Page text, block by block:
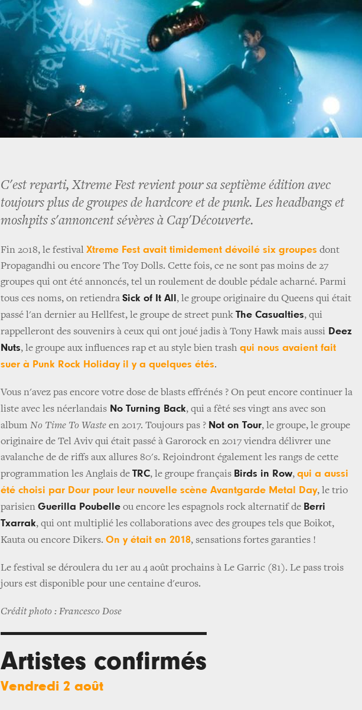
C'est reparti, Xtreme Fest revient pour sa septième édition avec
toujours plus de groupes de hardcore et de punk. Les headbangs et
moshpits s'annoncent sévères à Cap'Découverte.
Fin 2018, le festival Xtreme Fest avait timidement dévoilé six groupes dont
Propagandhi ou encore The Toy Dolls. Cette fois, ce ne sont pas moins de 27
groupes qui ont été annoncés, tel un roulement de double pédale acharné. Parmi
tous ces noms, on retiendra Sick of It All , le groupe originaire du Queens qui était
passé l'an dernier au Hellfest, le groupe de street punk The Casualties, qui
rappelleront des souvenirs à ceux qui ont joué jadis à Tony Hawk mais aussi Deez
Nuts, le groupe aux influences rap et au style bien trash qui nous avaient fait
suer à Punk Rock Holiday il y a quelques étés.
Vous n'avez pas encore votre dose de blasts effrénés ? On peut encore continuer la
liste avec les néerlandais No Turning Back, qui a fêté ses vingt ans avec son
album No Time To Waste en 2017. Toujours pas ? Not on Tour, le groupe, le groupe
originaire de Tel Aviv qui était passé à Garorock en 2017 viendra délivrer une
avalanche de de riffs aux allures 80's. Rejoindront également les rangs de cette
programmation les Anglais de TRC, le groupe français Birds in Row, qui a aussi
été choisi par Dour pour leur nouvelle scène Avantgarde Metal Day, le trio
parisien Guerilla Poubelle ou encore les espagnols rock alternatif de Berri
Txarrak, qui ont multiplié les collaborations avec des groupes tels que Boikot,
Kauta ou encore Dikers. On y était en 2018, sensations fortes garanties !
Le festival se déroulera du 1er au 4 août prochains à Le Garric (81). Le pass trois
jours est disponible pour une centaine d'euros.
Crédit photo : Francesco Dose
Artistes confirmés
Vendredi 2 août